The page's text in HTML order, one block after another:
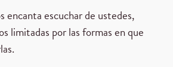
encanta escuchar de ustedes,
limitadas por las formas en que